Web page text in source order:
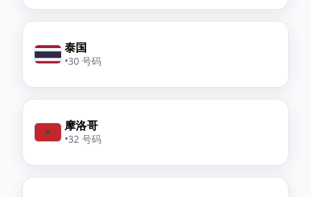
泰国
•30 号码
摩洛哥
•32 号码